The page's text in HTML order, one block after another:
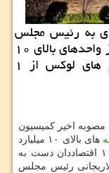
نامه ای به رئیس مجلس
خواستار تسری مالیات خانه های لوكس از واحدهای بالای ۱۰
به واحدهای بالای ۵ میلیارد و خودرو های لوكس از ۱
مصوبه اخیر كمیسیون
های بالای ۱۰ میلیارد
تومان و خودرو های بالای ۱ میلیارد تومان، ۱۰۰ اقتصاددان دست به
رئیس مجلس